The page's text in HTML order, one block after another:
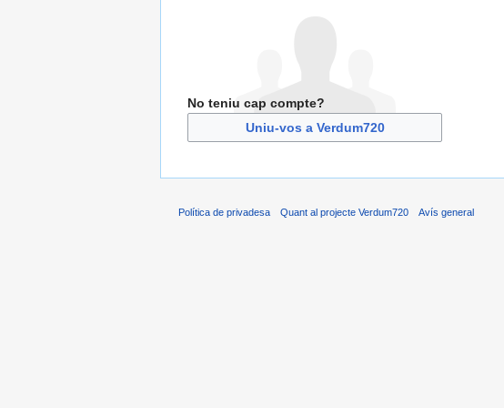
No teniu cap compte?
Uniu-vos a Verdum720
Política de privadesa Quant al projecte Verdum720 Avís general